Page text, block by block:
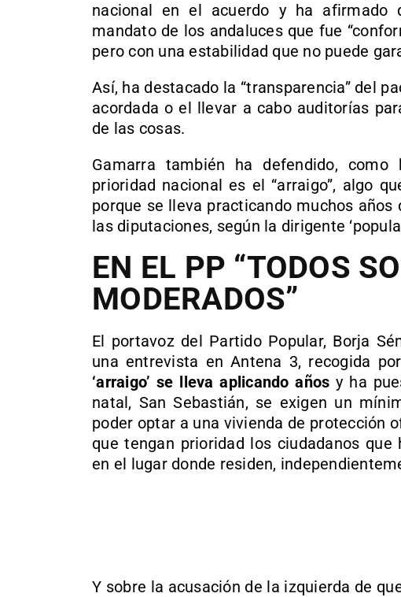
nacional en el acuerdo y ha afirmado
mandato de los andaluces que fue
pero con una estabilidad que no puede
Así, ha destacado la “transparencia” del
acordada o el llevar a cabo auditorías
de las cosas.
Gamarra también ha defendido,
prioridad nacional es el “arraigo”, algo
porque se lleva practicando muchos años
las diputaciones, según la dirigente
EN EL PP “TODOS
MODERADOS”
El portavoz del Partido Popular, Borja
una entrevista en Antena 3, recogida
‘arraigo’ se lleva aplicando años y ha
natal, San Sebastián, se exigen un
poder optar a una vivienda de protección
que tengan prioridad los ciudadanos
en el lugar donde residen,
Y sobre la acusación de la izquierda de